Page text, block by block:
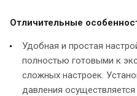
Отличительные
Удобная и простая
полностью готовыми к
сложных настроек.
давления